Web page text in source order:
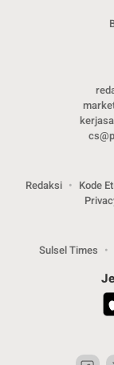
Redaksi Kode
Sulsel Times